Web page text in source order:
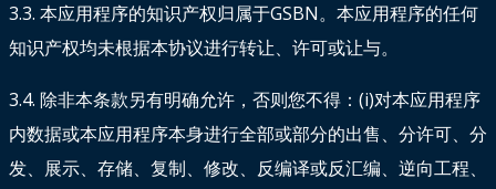
3.3. 本应用程序的知识产权归属于GSBN。本应用程序的任何
知识产权均未根据本协议进行转让、许可或让与。
3.4. 除非本条款另有明确允许，否则您不得：(i)对本应用程序
内数据或本应用程序本身进行全部或部分的出售、分许可、分
发、展示、存储、复制、修改、反编译或反汇编、逆向工程、